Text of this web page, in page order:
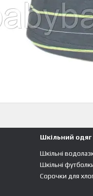
Шкільний одяг
Шкільні
Шкільні
Сорочки для